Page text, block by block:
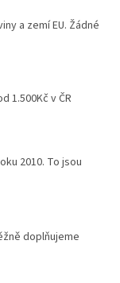
a zemí EU. Žádné
1.500Kč v ČR
2010. To jsou
doplňujeme